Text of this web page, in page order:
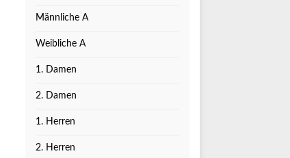
Männliche A
Weibliche A
1. Damen
2. Damen
1. Herren
2. Herren